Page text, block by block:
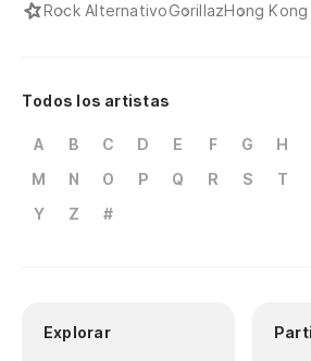
Rock AlternativoGorillazHong Kong
Todos los artistas
A B C D E F G H
M
N O P Q R S T
Y
Z #
Explorar